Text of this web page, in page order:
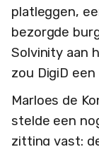
platleggen,
bezorgde
Solvinity aan
zou DigiD
Marloes de
stelde een
zitting vast: